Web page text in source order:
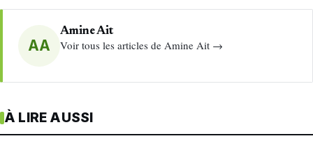
AA
Amine Ait
Voir tous les articles de Amine Ait →
À LIRE AUSSI